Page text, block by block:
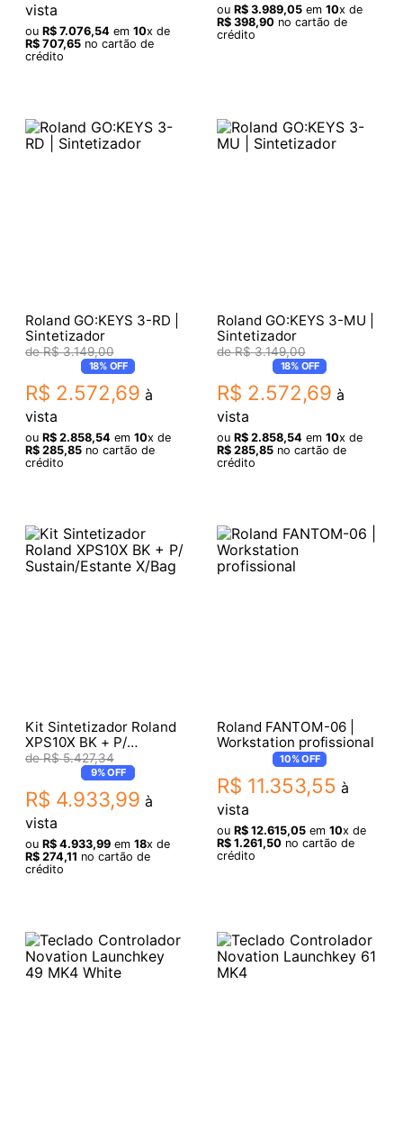
vista
ou R$ 7.076,54em 10x de
R$ 707,65no cartão de
crédito
ou R$ 3.989,05em 10x de
R$ 398,90no cartão de
crédito
Roland GO:KEYS 3-RD |
Sintetizador
R$ 3.149,00
18%OFF
R$ 2.572,69 à
vista
ou R$ 2.858,54em 10x de
R$ 285,85no cartão de
crédito
Roland GO:KEYS 3-MU |
Sintetizador
R$ 3.149,00
18%OFF
R$ 2.572,69 à
vista
ou R$ 2.858,54em 10x de
R$ 285,85no cartão de
crédito
Kit Sintetizador Roland
XPS10X BK + P/
Sustain/Estante X/Bag
R$ 5.427,34
9%OFF
R$ 4.933,99 à
vista
ou R$ 4.933,99em 18x de
R$ 274,11 no cartão de
crédito
Roland FANTOM-06 |
Workstation profissional
10%OFF
R$ 11.353,55 à
vista
ou R$ 12.615,05em 10x de
R$ 1.261,50no cartão de
crédito